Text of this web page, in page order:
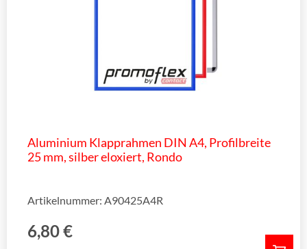
Aluminium Klapprahmen DIN A4, Profilbreite
25 mm, silber eloxiert, Rondo
6,80€
Artikelnummer: A90425A4R